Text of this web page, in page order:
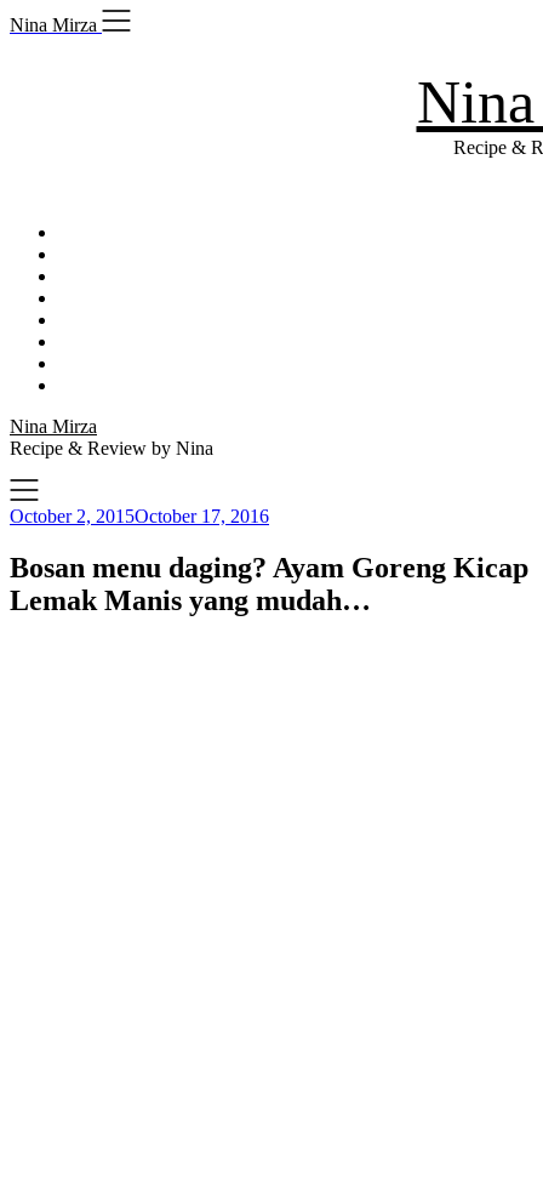
Skip
to
Nina Mirza
Recipe &
Nina Mirza
Recipe & Review by Nina
October 2, 2015October 17, 2016
Bosan menu daging? Ayam Goreng Kicap
Lemak Manis yang mudah…